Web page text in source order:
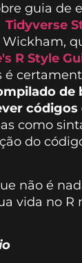
guia de
Tidyverse
R Style
é
de
códigos
como
do
não é
vida no R